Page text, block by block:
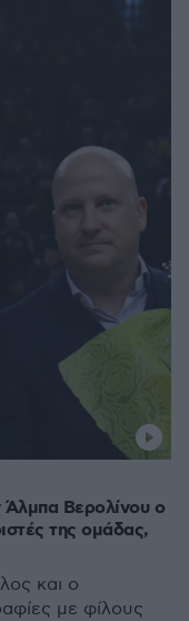
Άλμπα Βερολίνου ο
της ομάδας,
και ο
με φίλους